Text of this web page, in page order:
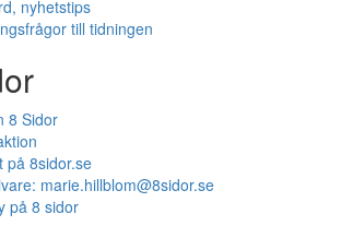
nyhetstips
till tidningen
8 Sidor
på 8sidor.se
marie.hillblom@8sidor.se
på 8 sidor